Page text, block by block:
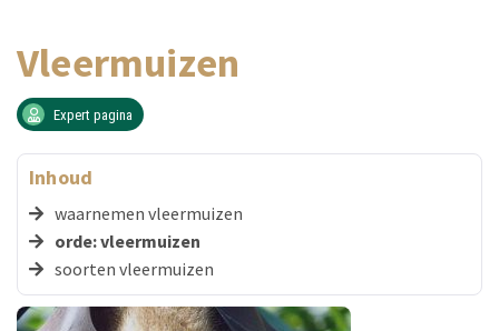
Vleermuizen
Expert pagina
Inhoud
waarnemen vleermuizen
orde: vleermuizen
soorten vleermuizen